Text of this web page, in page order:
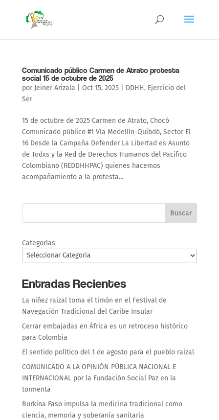
Comunicado público Carmen de Atrato protesta
social 15 de octubre de 2025
por Jeiner Arizala Oct 15, 2025| DDHH, Ejercicio del
Ser
15 de octubre de 2025 Carmen de Atrato, Chocó
Comunicado público #1 Vía Medellín-Quibdó, Sector El
16 Desde la Campaña Defender La Libertad es Asunto
de Todxs y la Red de Derechos Humanos del Pacifico
Colombiano (REDDHHPAC) quienes hacemos
acompañamiento a la protesta...
Buscar
Categorías
Entradas Recientes
La niñez raizal toma el timón en el Festival de
Navegación Tradicional del Caribe Insular
Cerrar embajadas en África es un retroceso histórico
para Colombia
El sentido político del 1 de agosto para el pueblo raizal
COMUNICADO A LA OPINIÓN PÚBLICA NACIONAL E
INTERNACIONAL por la Fundación Social Paz en la
tormenta
Burkina Faso impulsa la medicina tradicional como
ciencia, memoria y soberanía sanitaria